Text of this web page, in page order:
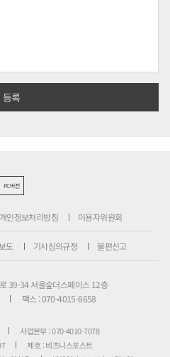
PC버전
개인정보처리방침 이용자위원회
도 기사심의규정 불편신고
39-34 서울숲더스페이스 12층
팩스 : 070-4015-8658
사업본부 : 070-4010-7078
제호 : 비즈니스포스트